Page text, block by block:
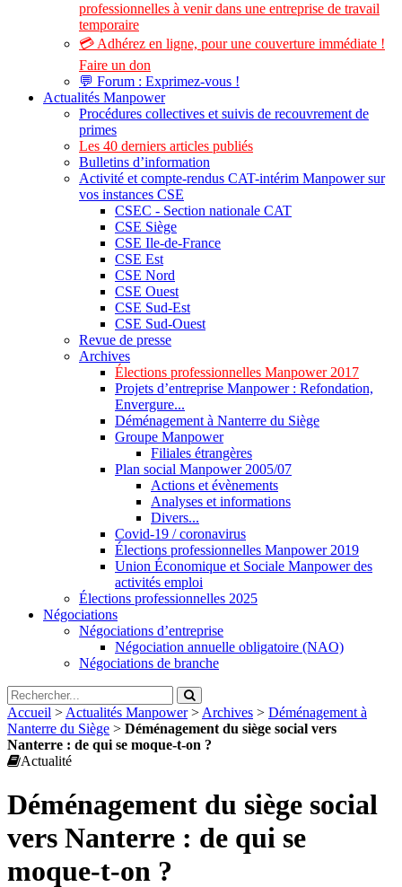
professionnelles à venir dans une entreprise de travail
temporaire
💳 Adhérez en ligne, pour une couverture immédiate !
Faire un don
💬 Forum : Exprimez-vous !
Actualités Manpower
Procédures collectives et suivis de recouvrement de
primes
Les 40 derniers articles publiés
Bulletins d’information
Activité et compte-rendus CAT-intérim Manpower sur
vos instances CSE
CSEC - Section nationale CAT
CSE Siège
CSE Ile-de-France
CSE Est
CSE Nord
CSE Ouest
CSE Sud-Est
CSE Sud-Ouest
Revue de presse
Archives
Élections professionnelles Manpower 2017
Projets d’entreprise Manpower : Refondation,
Envergure...
Déménagement à Nanterre du Siège
Groupe Manpower
Filiales étrangères
Plan social Manpower 2005/07
Actions et évènements
Analyses et informations
Divers...
Covid-19 / coronavirus
Élections professionnelles Manpower 2019
Union Économique et Sociale Manpower des
activités emploi
Élections professionnelles 2025
Négociations
Négociations d’entreprise
Négociation annuelle obligatoire (NAO)
Négociations de branche
Accueil > Actualités Manpower> Archives > Déménagement à
Nanterre du Siège > Déménagement du siège social vers
Nanterre : de qui se moque-t-on ?
Actualité
Déménagement du siège social
vers Nanterre : de qui se
moque-t-on ?